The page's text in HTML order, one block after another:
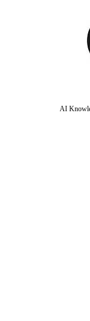
AI